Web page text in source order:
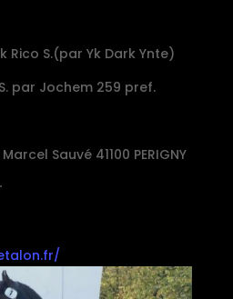
Rico S.(par Yk Dark Ynte)
par Jochem 259 pref.
Sauvé 41100 PERIGNY